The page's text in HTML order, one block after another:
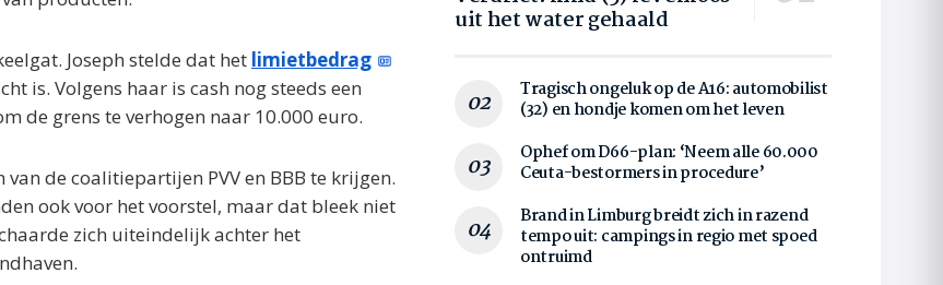
Joseph stelde dat het limietbedrag
is. Volgens haar is cash nog steeds een
de grens te verhogen naar 10.000 euro.
de coalitiepartijen PVV en BBB te krijgen.
ook voor het voorstel, maar dat bleek niet
zich uiteindelijk achter het
uit het water gehaald
Tragisch ongeluk op de A16: automobilist
(32) en hondje komen om het leven
Ophef om D66-plan: ‘Neem alle 60.000
Ceuta-bestormers in procedure’
Brand in Limburg breidt zich in razend
tempo uit: campings in regio met spoed
ontruimd